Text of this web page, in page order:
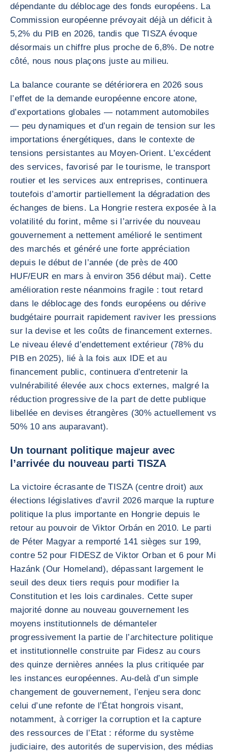
dépendante du déblocage des fonds européens. La
Commission européenne prévoyait déjà un déficit à
5,2% du PIB en 2026, tandis que TISZA évoque
désormais un chiffre plus proche de 6,8%. De notre
côté, nous nous plaçons juste au milieu.
La balance courante se détériorera en 2026 sous
l’effet de la demande européenne encore atone,
d’exportations globales — notamment automobiles
— peu dynamiques et d’un regain de tension sur les
importations énergétiques, dans le contexte de
tensions persistantes au Moyen-Orient. L’excédent
des services, favorisé par le tourisme, le transport
routier et les services aux entreprises, continuera
toutefois d’amortir partiellement la dégradation des
échanges de biens. La Hongrie restera exposée à la
volatilité du forint, même si l’arrivée du nouveau
gouvernement a nettement amélioré le sentiment
des marchés et généré une forte appréciation
depuis le début de l’année (de près de 400
HUF/EUR en mars à environ 356 début mai). Cette
amélioration reste néanmoins fragile : tout retard
dans le déblocage des fonds européens ou dérive
budgétaire pourrait rapidement raviver les pressions
sur la devise et les coûts de financement externes.
Le niveau élevé d’endettement extérieur (78% du
PIB en 2025), lié à la fois aux IDE et au
financement public, continuera d’entretenir la
vulnérabilité élevée aux chocs externes, malgré la
réduction progressive de la part de dette publique
libellée en devises étrangères (30% actuellement vs
50% 10 ans auparavant).
Un tournant politique majeur avec
l’arrivée du nouveau parti TISZA
La victoire écrasante de TISZA (centre droit) aux
élections législatives d’avril 2026 marque la rupture
politique la plus importante en Hongrie depuis le
retour au pouvoir de Viktor Orbán en 2010. Le parti
de Péter Magyar a remporté 141 sièges sur 199,
contre 52 pour FIDESZ de Viktor Orban et 6 pour Mi
Hazánk (Our Homeland), dépassant largement le
seuil des deux tiers requis pour modifier la
Constitution et les lois cardinales. Cette super
majorité donne au nouveau gouvernement les
moyens institutionnels de démanteler
progressivement la partie de l’architecture politique
et institutionnelle construite par Fidesz au cours
des quinze dernières années la plus critiquée par
les instances européennes. Au-delà d’un simple
changement de gouvernement, l’enjeu sera donc
celui d’une refonte de l’État hongrois visant,
notamment, à corriger la corruption et la capture
des ressources de l’Etat : réforme du système
judiciaire, des autorités de supervision, des médias